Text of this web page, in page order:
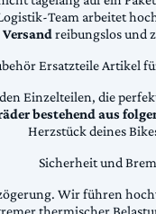
Team arbeitet
Versandreibungslos und
Ersatzteile Artikel
Einzelteilen, die
bestehend aus
Herzstück deines
Sicherheit und
Wir führen